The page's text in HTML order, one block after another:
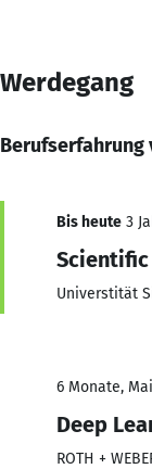
Werdegang
Berufserfahrung
Bis heute 3
Scientific
Universtität
6 Monate,
Deep
ROTH +